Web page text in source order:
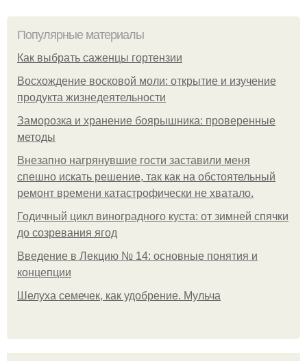
Популярные материалы
Как выбрать саженцы гортензии
Восхождение восковой моли: открытие и изучение
продукта жизнедеятельности
Заморозка и хранение боярышника: проверенные
методы
Внезапно нагрянувшие гости заставили меня
спешно искать решение, так как на обстоятельный
ремонт времени катастрофически не хватало.
Годичный цикл виноградного куста: от зимней спячки
до созревания ягод
Введение в Лекцию № 14: основные понятия и
концепции
Шелуха семечек, как удобрение. Мульча